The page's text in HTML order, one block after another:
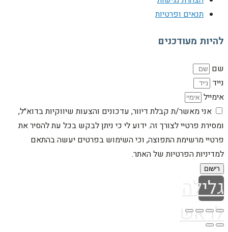
תנאים ופרטיות
להיות מעודכנים
שם
נייד
אימייל
אני מאשר/ת קבלת דיוור, עדכונים והצעות שיווקיות בדוא״ל,
ומסירת פרטיי לצורך זה. ידוע לי כי ניתן לבקש בכל עת להסיר את
פרטיי מרשימת התפוצה, וכי השימוש בפרטים יעשה בהתאם
למדיניות הפרטיות של האתר.
רישום
גלילה
לראש